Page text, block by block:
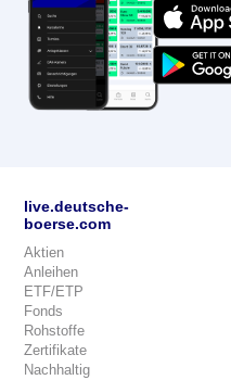
live.deutsche-
boerse.com
Aktien
Anleihen
ETF/ETP
Fonds
Rohstoffe
Zertifikate
Nachhaltig